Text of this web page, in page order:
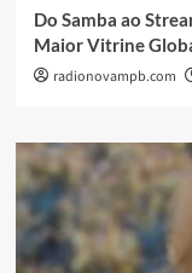
Do Samba ao
Maior Vitrine
radionovampb.com